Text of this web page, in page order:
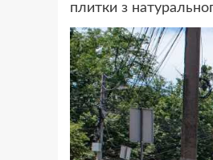
плитки з